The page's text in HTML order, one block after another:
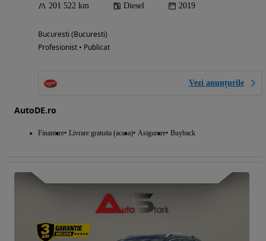
201 522 km Diesel 2019
Bucuresti (Bucuresti)
Profesionist • Publicat
Vezi anunțurile
AutoDE.ro
Finantare Livrare gratuita (acasa) Asigurare Buyback